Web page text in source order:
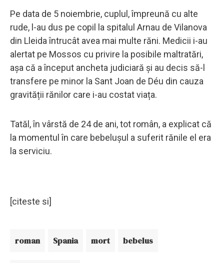
Pe data de 5 noiembrie, cuplul, împreună cu alte
rude, l-au dus pe copil la spitalul Arnau de Vilanova
din Lleida întrucât avea mai multe răni. Medicii i-au
alertat pe Mossos cu privire la posibile maltratări,
așa că a început ancheta judiciară și au decis să-l
transfere pe minor la Sant Joan de Déu din cauza
gravității rănilor care i-au costat viața.
Tatăl, în vârstă de 24 de ani, tot român, a explicat că
la momentul în care bebelușul a suferit rănile el era
la serviciu.
[citeste si]
roman Spania mort bebelus